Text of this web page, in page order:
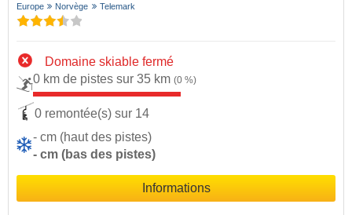
Europe Norvège Telemark
Domaine skiable fermé
0 km de pistes sur 35 km (0 %)
0 remontée(s) sur 14
- cm (haut des pistes)
- cm (bas des pistes)
Informations